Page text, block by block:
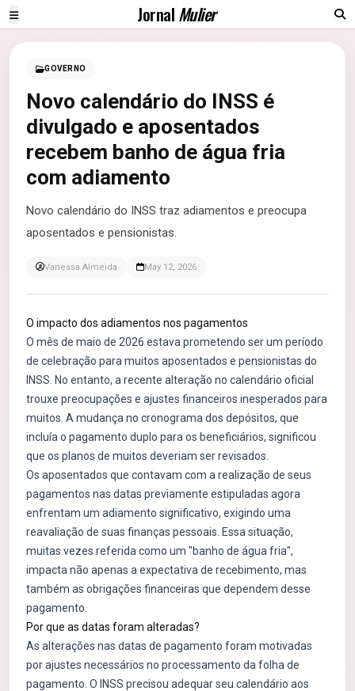
JornalMulier
GOVERNO
Novo calendário do INSS é
divulgado e aposentados
recebem banho de água fria
com adiamento
Novo calendário do INSS traz adiamentos e preocupa
aposentados e pensionistas.
Vanessa Almeida May 12, 2026
O impacto dos adiamentos nos pagamentos
O mês de maio de 2026 estava prometendo ser um período
de celebração para muitos aposentados e pensionistas do
INSS. No entanto, a recente alteração no calendário oficial
trouxe preocupações e ajustes financeiros inesperados para
muitos. A mudança no cronograma dos depósitos, que
incluía o pagamento duplo para os beneficiários, significou
que os planos de muitos deveriam ser revisados.
Os aposentados que contavam com a realização de seus
pagamentos nas datas previamente estipuladas agora
enfrentam um adiamento significativo, exigindo uma
reavaliação de suas finanças pessoais. Essa situação,
muitas vezes referida como um "banho de água fria",
impacta não apenas a expectativa de recebimento, mas
também as obrigações financeiras que dependem desse
pagamento.
Por que as datas foram alteradas?
As alterações nas datas de pagamento foram motivadas
por ajustes necessários no processamento da folha de
pagamento. O INSS precisou adequar seu calendário aos